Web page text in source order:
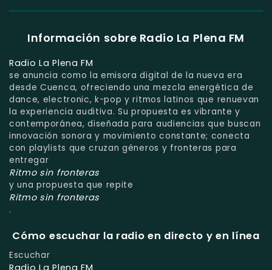
Información sobre Radio La Plena FM
Radio La Plena FM
se anuncia como la emisora digital de la nueva era
desde Cuenca, ofreciendo una mezcla energética de
dance, electronic, k-pop y ritmos latinos que renuevan
la experiencia auditiva. Su propuesta es vibrante y
contemporánea, diseñada para audiencias que buscan
innovación sonora y movimiento constante; conecta
con playlists que cruzan géneros y fronteras para
entregar
Ritmo sin fronteras
y una propuesta que repite
Ritmo sin fronteras
.
Cómo escuchar la radio en directo y en línea
Escuchar